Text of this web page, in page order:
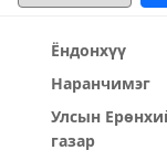
Ёндонхүү
Наранчимэг
Улсын
газар